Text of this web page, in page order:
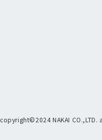
copyright©2024 NAKAI CO.,LTD.